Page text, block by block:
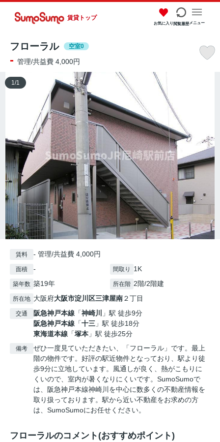
賃貸トップ
お気に入り閲覧履歴メニュー
フローラル 空室0
- 管理/共益費 4,000円
1 /1
賃料 - 管理/共益費 4,000円
面積 - 間取り 1K
築年数 築19年 所在階 2階/2階建
所在地 大阪府大阪市淀川区三津屋南２丁目
交通 阪急神戸本線 「神崎川
」駅 徒歩9分
阪急神戸本線 「十三 」駅 徒歩18分
東海道本線 「塚本 」駅 徒歩25分
備考
ぜひ一度見ていただきたい、「フローラル」です。最上
階の物件です。好評の駅近物件となっており、駅より徒
歩9分に立地しています。風通しが良く、熱がこもりに
くいので、室内が暑くなりにくいです。SumoSumoで
は、阪急神戸本線神崎川を中心に数多くの不動産情報を
取り扱っております。駅から近い不動産をお求めの方
は、SumoSumoにお任せください。
フローラルのコメント(おすすめポイント)